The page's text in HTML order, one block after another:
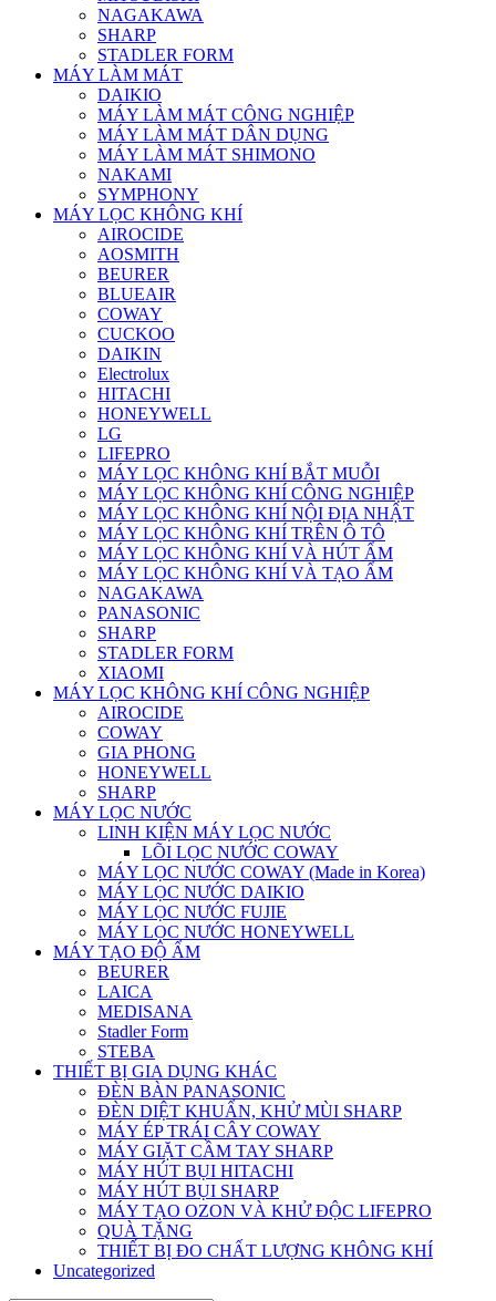
NAGAKAWA
SHARP
STADLER FORM
MÁY LÀM MÁT
DAIKIO
MÁY LÀM MÁT CÔNG NGHIỆP
MÁY LÀM MÁT DÂN DỤNG
MÁY LÀM MÁT SHIMONO
NAKAMI
SYMPHONY
MÁY LỌC KHÔNG KHÍ
AIROCIDE
AOSMITH
BEURER
BLUEAIR
COWAY
CUCKOO
DAIKIN
Electrolux
HITACHI
HONEYWELL
LG
LIFEPRO
MÁY LỌC KHÔNG KHÍ BẮT MUỖI
MÁY LỌC KHÔNG KHÍ CÔNG NGHIỆP
MÁY LỌC KHÔNG KHÍ NỘI ĐỊA NHẬT
MÁY LỌC KHÔNG KHÍ TRÊN Ô TÔ
MÁY LỌC KHÔNG KHÍ VÀ HÚT ẨM
MÁY LỌC KHÔNG KHÍ VÀ TẠO ẨM
NAGAKAWA
PANASONIC
SHARP
STADLER FORM
XIAOMI
MÁY LỌC KHÔNG KHÍ CÔNG NGHIỆP
AIROCIDE
COWAY
GIA PHONG
HONEYWELL
SHARP
MÁY LỌC NƯỚC
LINH KIỆN MÁY LỌC NƯỚC
LÕI LỌC NƯỚC COWAY
MÁY LỌC NƯỚC COWAY (Made in Korea)
MÁY LỌC NƯỚC DAIKIO
MÁY LỌC NƯỚC FUJIE
MÁY LỌC NƯỚC HONEYWELL
MÁY TẠO ĐỘ ẨM
BEURER
LAICA
MEDISANA
Stadler Form
STEBA
THIẾT BỊ GIA DỤNG KHÁC
ĐÈN BÀN PANASONIC
ĐÈN DIỆT KHUẨN, KHỬ MÙI SHARP
MÁY ÉP TRÁI CÂY COWAY
MÁY GIẶT CẦM TAY SHARP
MÁY HÚT BỤI HITACHI
MÁY HÚT BỤI SHARP
MÁY TẠO OZON VÀ KHỬ ĐỘC LIFEPRO
QUÀ TẶNG
THIẾT BỊ ĐO CHẤT LƯỢNG KHÔNG KHÍ
Uncategorized